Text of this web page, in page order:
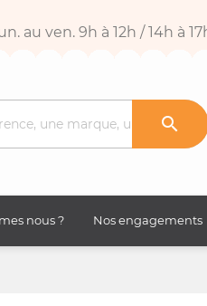
au ven. 9h à 12h / 14h à

nous ? Nos engagements